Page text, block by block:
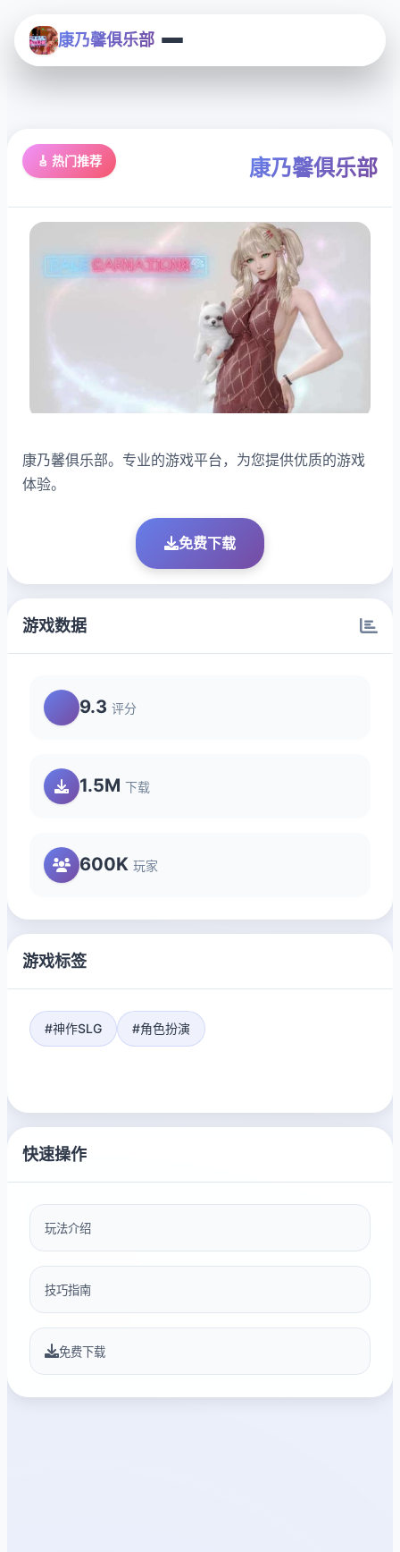
康乃馨俱乐部
🎸 热门推荐 康乃馨俱乐部
康乃馨俱乐部。专业的游戏平台，为您提供优质的游戏
体验。
免费下载
游戏数据
9.3 评分
1.5M 下载
600K 玩家
游戏标签
#神作SLG #角色扮演
快速操作
玩法介绍
技巧指南
免费下载